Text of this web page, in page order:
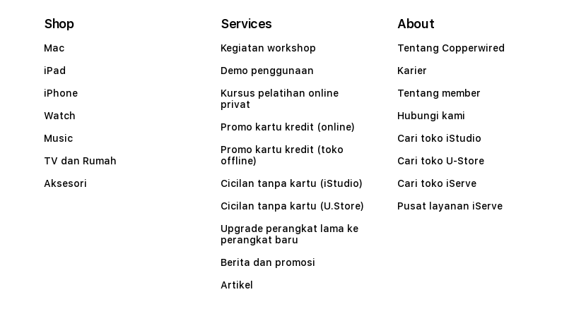
Shop
Mac
iPad
iPhone
Watch
Music
TV dan Rumah
Aksesori
Services
Kegiatan workshop
Demo penggunaan
Kursus pelatihan online
privat
Promo kartu kredit (online)
Promo kartu kredit (toko
offline)
Cicilan tanpa kartu (iStudio)
Cicilan tanpa kartu (U.Store)
Upgrade perangkat lama ke
perangkat baru
Berita dan promosi
Artikel
About
Tentang Copperwired
Karier
Tentang member
Hubungi kami
Cari toko iStudio
Cari toko U-Store
Cari toko iServe
Pusat layanan iServe